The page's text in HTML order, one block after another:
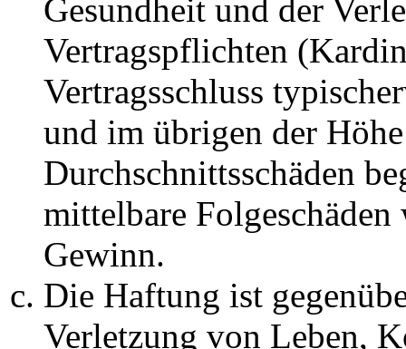
Gesundheit und der
Vertragspflichten
Vertragsschluss
und im übrigen der
Durchschnittsschäden
mittelbare Folgeschäden
Gewinn.
Die Haftung ist
Verletzung von Leben,